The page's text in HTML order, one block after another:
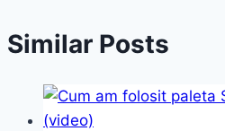
Similar Posts